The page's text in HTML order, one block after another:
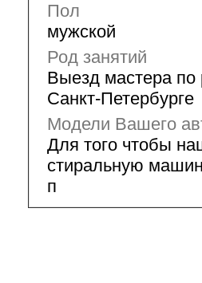
Пол
мужской
Род занятий
Выезд мастера
Санкт-Петербурге
Модели Вашего
Для того чтобы
стиральную
п